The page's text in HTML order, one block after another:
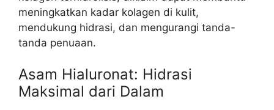
meningkatkan kadar kolagen di kulit,
mendukung hidrasi, dan mengurangi tanda-
tanda penuaan.
Asam Hialuronat: Hidrasi
Maksimal dari Dalam